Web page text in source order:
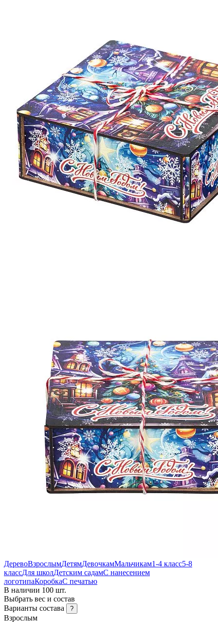
ДеревоВзрослымДетямДевочкамМальчикам1-4 класс5-8
классДля школДетским садамС нанесением
логотипаКоробкаС печатью
В наличии 100 шт.
Выбрать вес и состав
Варианты состава
?
Взрослым